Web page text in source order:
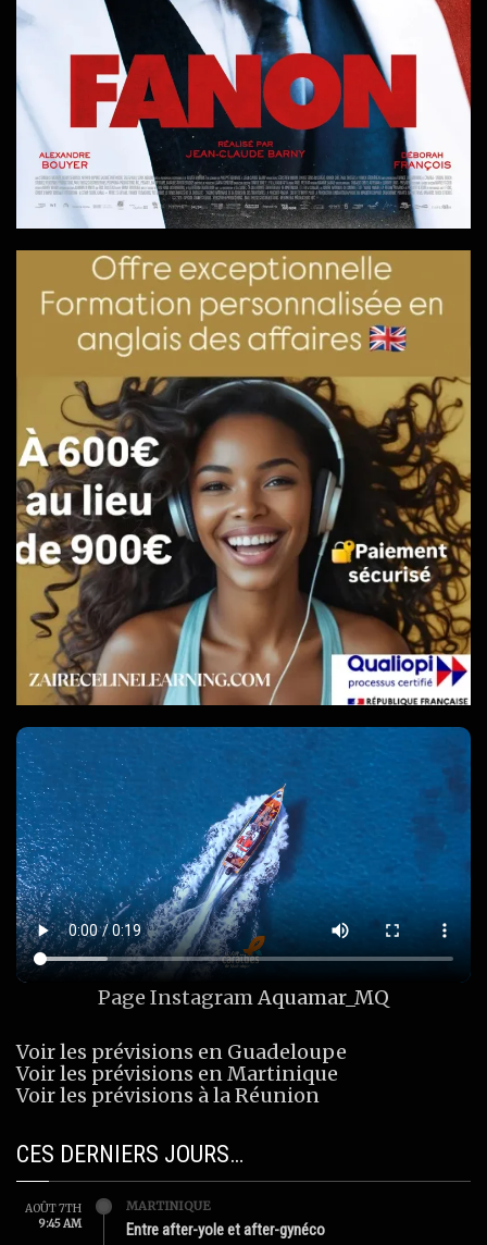
Page InstagramAquamar_MQ
Voir les prévisions en Guadeloupe
Voir les prévisions en Martinique
Voir les prévisions à la Réunion
CES DERNIERS JOURS…
AOÛT 7TH
9:45 AM
MARTINIQUE
Entre after-yole et after-gynéco